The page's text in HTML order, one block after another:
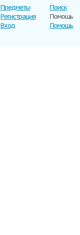
Предметы
Регистрация
Вход
Поиск
Помощь
Помощь